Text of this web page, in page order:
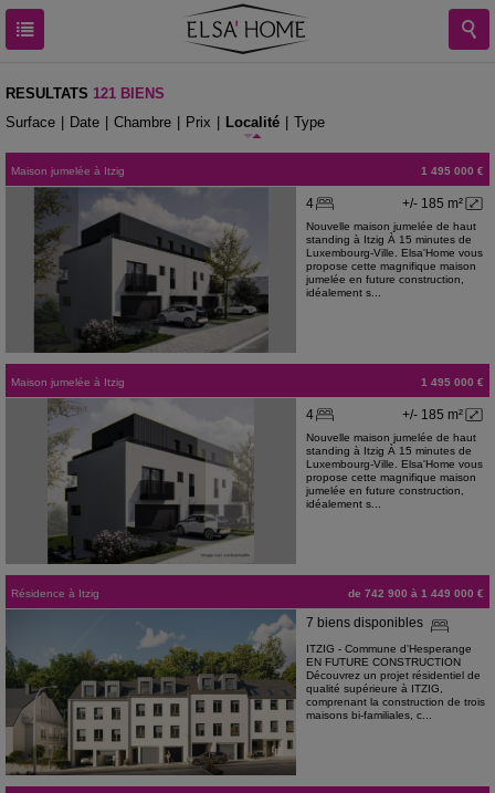
RESULTATS 121 BIENS
Surface
Date Chambre Prix Localité Type
Maison jumelée à Itzig 1 495 000 €
+/- 185 m²
4
Nouvelle maison jumelée de haut
standing à Itzig À 15 minutes de
Luxembourg-Ville. Elsa'Home vous
propose cette magnifique maison
jumelée en future construction,
idéalement s...
Maison jumelée à Itzig 1 495 000 €
+/- 185 m²
4
Nouvelle maison jumelée de haut
standing à Itzig À 15 minutes de
Luxembourg-Ville. Elsa'Home vous
propose cette magnifique maison
jumelée en future construction,
idéalement s...
Résidence à Itzig de 742 900 à 1 449 000 €
7 biens disponibles
ITZIG - Commune d'Hesperange
EN FUTURE CONSTRUCTION
Découvrez un projet résidentiel de
qualité supérieure à ITZIG,
comprenant la construction de trois
maisons bi-familiales, c...